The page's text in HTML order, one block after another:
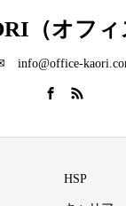
（オフィ
info@office-
HSP